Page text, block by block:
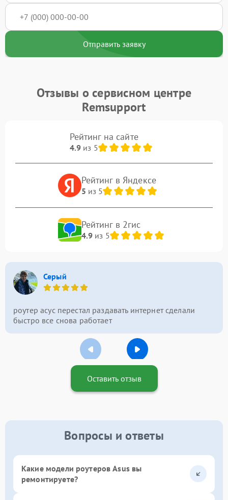
Отправить заявку
Отзывы о сервисном центре
Remsupport
Рейтинг на сайте
4.9из 5
Рейтинг в Яндексе
5 из 5
Рейтинг в 2гис
4.9из 5
Серый
роутер асус перестал раздавать интернет сделали
быстро все снова работает
Оставить отзыв
Вопросы и ответы
Какие модели роутеров Asus вы
ремонтируете?